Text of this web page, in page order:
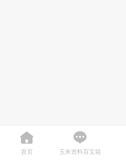
首页 玉米资料百宝箱